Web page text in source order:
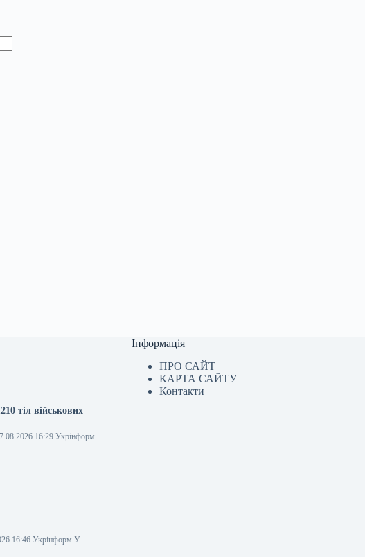
тіл військових
16:29 Укрінформ
16:46 Укрінформ У
Інформація
ПРО САЙТ
КАРТА САЙТУ
Контакти